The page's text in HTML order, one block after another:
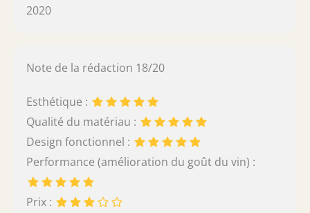
2020
Note de la rédaction 18/20
Esthétique :
Qualité du matériau :
Design fonctionnel :
Performance (amélioration du goût du vin) :
Prix :